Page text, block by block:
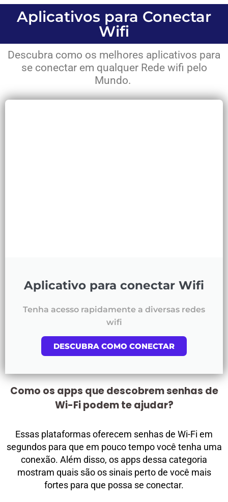
Aplicativos para Conectar
Wifi
Descubra como os melhores aplicativos para
se conectar em qualquer Rede wifi pelo
Mundo.
Aplicativo para conectar Wifi
Tenha acesso rapidamente a diversas redes
wifi
DESCUBRA COMO CONECTAR
Como os apps que descobrem senhas de
Wi-Fi podem te ajudar?
Essas plataformas oferecem senhas de Wi-Fi em
segundos para que em pouco tempo você tenha uma
conexão. Além disso, os apps dessa categoria
mostram quais são os sinais perto de você mais
fortes para que possa se conectar.